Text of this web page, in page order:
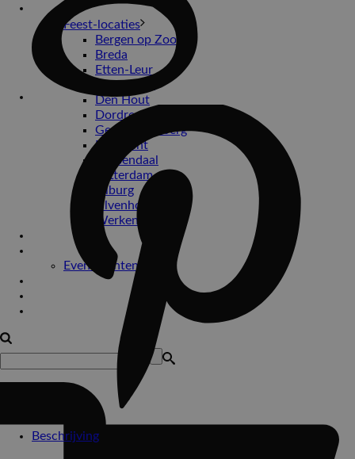
Bruiloften
Feest-locaties
Bergen op Zoom
Breda
Etten-Leur
Den Hout
Dordrecht
Geertruidenberg
Limbricht
Roosendaal
Rotterdam
Tilburg
Ulvenhout
Werkendam
Bedrijfsfeesten
Drive-in show
Evenementen
Beschrijving